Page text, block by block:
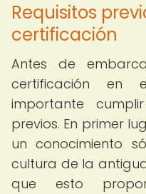
Requisitos
certificación
Antes de
certificación en
importante
previos. En primer
un conocimiento
cultura de la
que esto